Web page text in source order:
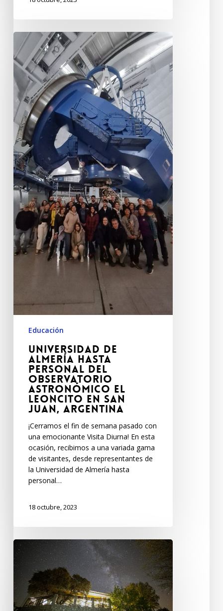
Educación
Universidad de
Almería hasta
personal del
Observatorio
Astronómico El
Leoncito en San
Juan, Argentina
¡Cerramos el fin de semana pasado con
una emocionante Visita Diurna! En esta
ocasión, recibimos a una variada gama
de visitantes, desde representantes de
la Universidad de Almería hasta
personal…
18 octubre, 2023